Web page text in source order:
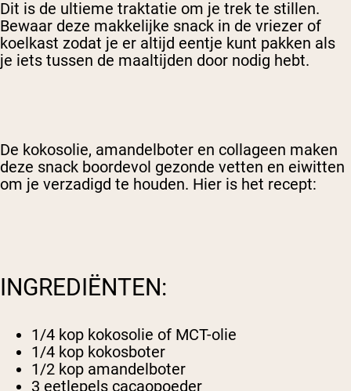
Dit is de ultieme traktatie om je trek te stillen.
Bewaar deze makkelijke snack in de vriezer of
koelkast zodat je er altijd eentje kunt pakken als
je iets tussen de maaltijden door nodig hebt.
De kokosolie, amandelboter en collageen maken
deze snack boordevol gezonde vetten en eiwitten
om je verzadigd te houden. Hier is het recept:
INGREDIËNTEN:
1/4 kop kokosolie of MCT-olie
1/4 kop kokosboter
1/2 kop amandelboter
3 eetlepels cacaopoeder